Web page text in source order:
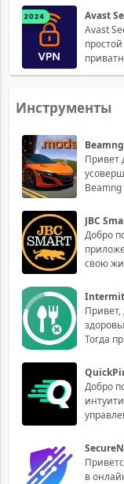
Avast
Avast
Инструменты
Привет
Beamng
JBC
Добро
свою
Привет,
Тогда
Добро
в